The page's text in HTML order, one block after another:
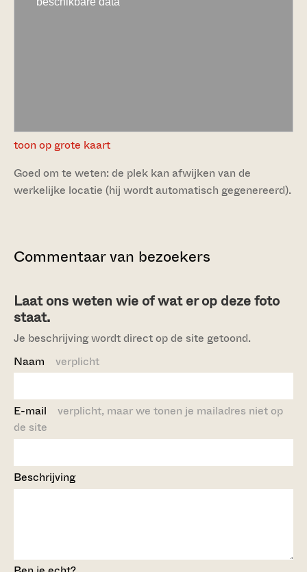
toon op grote kaart
Goed om te weten: de plek kan afwijken van de
werkelijke locatie (hij wordt automatisch gegenereerd).
Commentaar van bezoekers
Laat ons weten wie of wat er op deze foto
staat.
Je beschrijving wordt direct op de site getoond.
Naam verplicht
E-mail verplicht, maar we tonen je mailadres niet op
de site
Beschrijving